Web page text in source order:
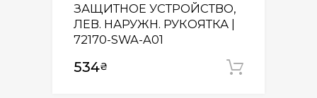
ЗАЩИТНОЕ УСТРОЙСТВО,
ЛЕВ. НАРУЖН. РУКОЯТКА |
72170-SWA-A01
534₴